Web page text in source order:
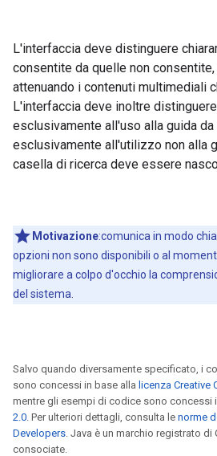
L'interfaccia deve distinguere
consentite da quelle non
attenuando i contenuti multimediali
L'interfaccia deve inoltre
esclusivamente all'uso alla guida
esclusivamente all'utilizzo non alla
casella di ricerca deve essere
Motivazione:comunica in modo
opzioni non sono disponibili o al
migliorare a colpo d'occhio la
del sistema.
Salvo quando diversamente specificato, i
sono concessi in base alla licenza Creative
mentre gli esempi di codice sono concessi
2.0. Per ulteriori dettagli, consulta le norme
Developers. Java è un marchio registrato di
consociate.